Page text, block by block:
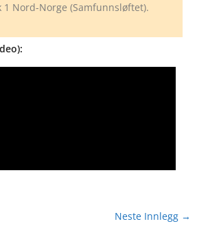
1 Nord-Norge (Samfunnsløftet).
Neste Innlegg →